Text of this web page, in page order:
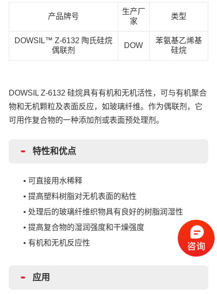
产品牌号
生产厂
家
类型
DOWSIL™ Z-6132 陶氏硅烷
偶联剂
DOW
苯氨基乙烯基
硅烷
DOWSIL Z-6132 硅烷具有有机和无机活性，可与有机聚合
物和无机颗粒及表面反应，如玻璃纤维。作为偶联剂，它
可用作复合物的一种添加剂或表面预处理剂。
特性和优点
• 可直接用水稀释
• 提高塑料树脂对无机表面的粘性
• 处理后的玻璃纤维织物具有良好的树脂润湿性
• 提高复合物的湿润强度和干燥强度
• 有机和无机反应性
应用